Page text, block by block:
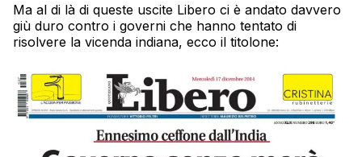
Ma al di là di queste uscite Libero ci è andato davvero
giù duro contro i governi che hanno tentato di
risolvere la vicenda indiana, ecco il titolone: